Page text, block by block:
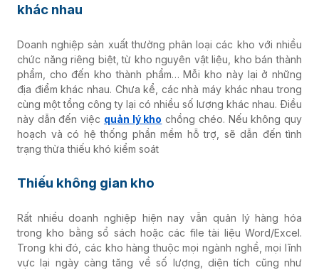
khác nhau
Doanh nghiệp sản xuất thường phân loại các kho với nhiều
chức năng riêng biệt, từ kho nguyên vật liệu, kho bán thành
phẩm, cho đến kho thành phẩm… Mỗi kho này lại ở những
địa điểm khác nhau. Chưa kể, các nhà máy khác nhau trong
cùng một tổng công ty lại có nhiều số lượng khác nhau. Điều
này dẫn đến việc quản lý kho chồng chéo. Nếu không quy
hoạch và có hệ thống phần mềm hỗ trợ, sẽ dẫn đến tình
trạng thừa thiếu khó kiểm soát
Thiếu không gian kho
Rất nhiều doanh nghiệp hiện nay vẫn quản lý hàng hóa
trong kho bằng sổ sách hoặc các file tài liệu Word/Excel.
Trong khi đó, các kho hàng thuộc mọi ngành nghề, mọi lĩnh
vực lại ngày càng tăng về số lượng, diện tích cũng như